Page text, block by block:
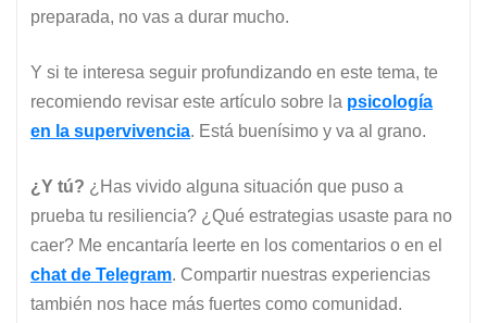
preparada, no vas a durar mucho.
Y si te interesa seguir profundizando en este tema, te
recomiendo revisar este artículo sobre la psicología
en la supervivencia. Está buenísimo y va al grano.
¿Y tú? ¿Has vivido alguna situación que puso a
prueba tu resiliencia? ¿Qué estrategias usaste para no
caer? Me encantaría leerte en los comentarios o en el
chat de Telegram. Compartir nuestras experiencias
también nos hace más fuertes como comunidad.